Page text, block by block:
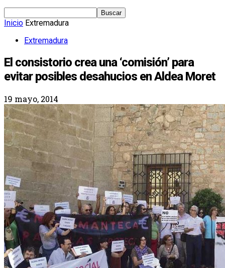
Inicio Extremadura
Extremadura
El consistorio crea una ‘comisión’ para
evitar posibles desahucios en Aldea Moret
19 mayo, 2014